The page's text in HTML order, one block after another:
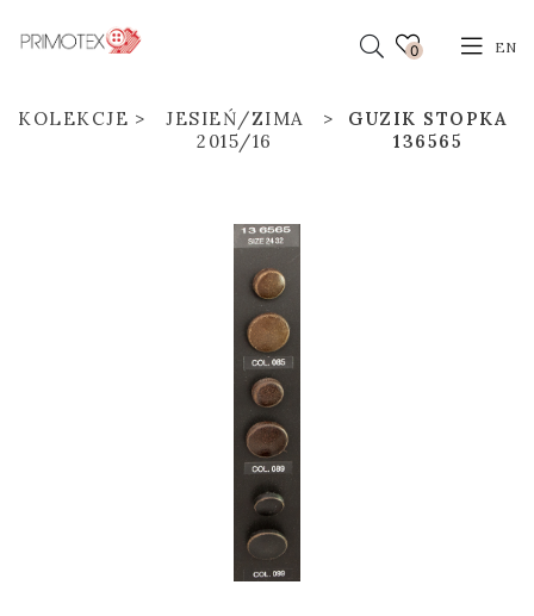
0 EN
KOLEKCJE
JESIEŃ/ZIMA
2015/16
GUZIK STOPKA
136565